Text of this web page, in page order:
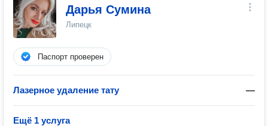
Дарья Сумина
Липецк
Паспорт проверен
Лазерное удаление тату —
Ещё 1 услуга